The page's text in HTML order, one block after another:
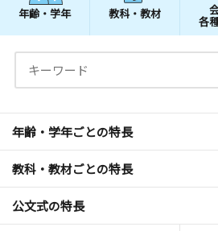
年齢・学年 教科・教材
各
年齢・学年ごとの特長
教科・教材ごとの特長
公文式の特長